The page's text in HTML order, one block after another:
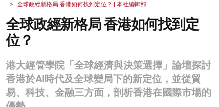
生活
健康
科技
影片
全球政經新格局 香港如何找到定位？ | 本社編輯部
全球政經新格局 香港如何找到定
位？
港大經管學院「全球經濟與決策選擇」論壇探討
香港於AI時代及全球變局下的新定位，並從貿
易、科技、金融三方面，剖析香港在國際市場的